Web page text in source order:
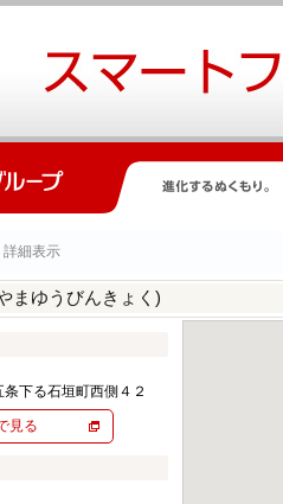
細表示
まゆうびんきょく)
下る石垣町西側４２
見る